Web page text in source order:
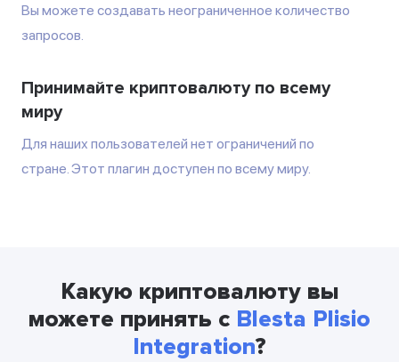
Вы можете создавать неограниченное количество
запросов.
Принимайте криптовалюту по всему
миру
Для наших пользователей нет ограничений по
стране. Этот плагин доступен по всему миру.
Какую криптовалюту вы
можете принять с Blesta Plisio
Integration?